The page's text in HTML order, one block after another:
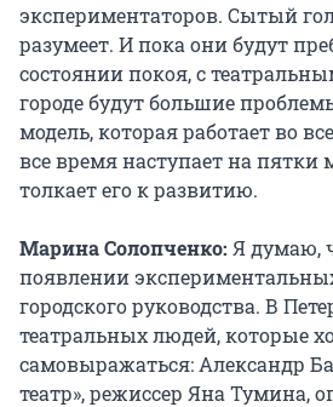
экспериментаторов. Сытый
разумеет. И пока они будут
состоянии покоя, с
городе будут большие
модель, которая работает во
все время наступает на пятки
толкает его к развитию.
Марина Солопченко: Я думаю,
появлении
городского руководства. В
театральных людей, которые
самовыражаться: Александр
театр», режиссер Яна Тумина,